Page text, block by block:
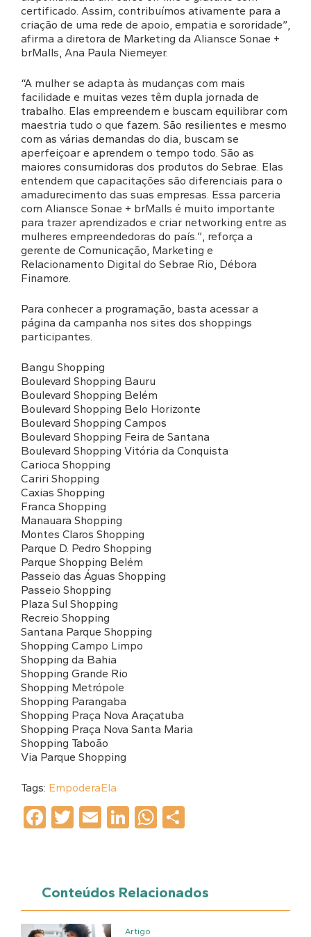
certificado. Assim, contribuímos ativamente para a
criação de uma rede de apoio, empatia e sororidade”,
afirma a diretora de Marketing da Aliansce Sonae +
brMalls, Ana Paula Niemeyer.
“A mulher se adapta às mudanças com mais
facilidade e muitas vezes têm dupla jornada de
trabalho. Elas empreendem e buscam equilibrar com
maestria tudo o que fazem. São resilientes e mesmo
com as várias demandas do dia, buscam se
aperfeiçoar e aprendem o tempo todo. São as
maiores consumidoras dos produtos do Sebrae. Elas
entendem que capacitações são diferenciais para o
amadurecimento das suas empresas. Essa parceria
com Aliansce Sonae + brMalls é muito importante
para trazer aprendizados e criar networking entre as
mulheres empreendedoras do país.”, reforça a
gerente de Comunicação, Marketing e
Relacionamento Digital do Sebrae Rio, Débora
Finamore.
Para conhecer a programação, basta acessar a
página da campanha nos sites dos shoppings
participantes.
Bangu Shopping
Boulevard Shopping Bauru
Boulevard Shopping Belém
Boulevard Shopping Belo Horizonte
Boulevard Shopping Campos
Boulevard Shopping Feira de Santana
Boulevard Shopping Vitória da Conquista
Carioca Shopping
Cariri Shopping
Caxias Shopping
Franca Shopping
Manauara Shopping
Montes Claros Shopping
Parque D. Pedro Shopping
Parque Shopping Belém
Passeio das Águas Shopping
Passeio Shopping
Plaza Sul Shopping
Recreio Shopping
Santana Parque Shopping
Shopping Campo Limpo
Shopping da Bahia
Shopping Grande Rio
Shopping Metrópole
Shopping Parangaba
Shopping Praça Nova Araçatuba
Shopping Praça Nova Santa Maria
Shopping Taboão
Via Parque Shopping
Tags: EmpoderaEla
Facebook
Twitter
EmailLinkedIn
WhatsApp
Conteúdos Relacionados
Artigo